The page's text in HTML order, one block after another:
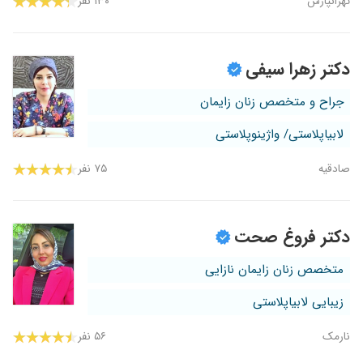
دکتر زهرا سیفی
جراح و متخصص زنان زایمان
لابیاپلاستی/ واژینوپلاستی
صادقیه ۷۵ نفر
دکتر فروغ صحت
متخصص زنان زایمان نازایی
زیبایی لابیاپلاستی
نارمک ۵۶ نفر